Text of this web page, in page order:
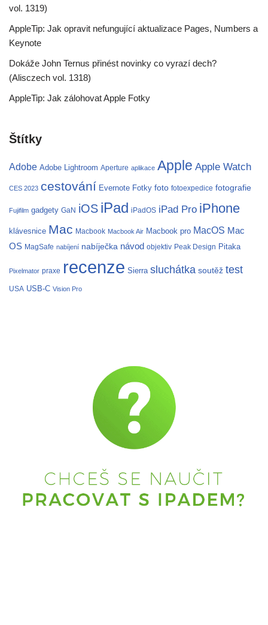
vol. 1319)
AppleTip: Jak opravit nefungující aktualizace Pages, Numbers a
Keynote
Dokáže John Ternus přinést novinky co vyrazí dech?
(Alisczech vol. 1318)
AppleTip: Jak zálohovat Apple Fotky
Štítky
Adobe Adobe Lightroom Aperture aplikace Apple Apple Watch
CES 2023 cestování Evernote Fotky foto fotoexpedice fotografie
Fujifilm gadgety GaN iOS iPad iPadOS iPad Pro iPhone
klávesnice Mac Macbook Macbook Air Macbook pro MacOS Mac
OS MagSafe nabíjení nabíječka návod objektiv Peak Design Pitaka
Pixelmator praxe recenze Sierra sluchátka soutěž test
USA USB-C Vision Pro